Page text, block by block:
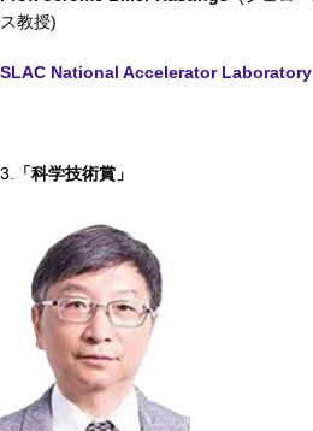
ス教授)
SLAC National Accelerator Laboratory
3. 「科学技術賞」